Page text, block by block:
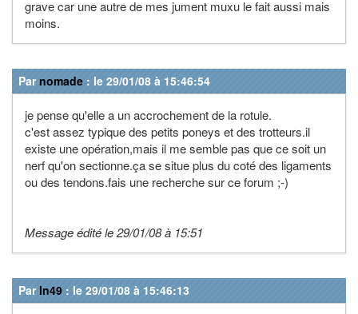
grave car une autre de mes jument muxu le fait aussi mais
moins.
Parnomade : le 29/01/08 à 15:46:54
je pense qu'elle a un accrochement de la rotule.
c'est assez typique des petits poneys et des trotteurs.il
existe une opération,mais il me semble pas que ce soit un
nerf qu'on sectionne.ça se situe plus du coté des ligaments
ou des tendons.fais une recherche sur ce forum ;-)
Message édité le 29/01/08 à 15:51
Par ln49 : le 29/01/08 à 15:46:13